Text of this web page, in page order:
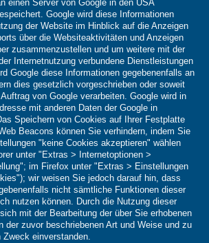
einen Server von Google in den USA
Google wird diese Informationen
der Website im Hinblick auf die Anzeigen
über die Websiteaktivitäten und Anzeigen
zusammenzustellen und um weitere mit der
Internetnutzung verbundene Dienstleistungen
Google diese Informationen gegebenenfalls an
dies gesetzlich vorgeschrieben oder soweit
von Google verarbeiten. Google wird in
mit anderen Daten der Google in
Speichern von Cookies auf Ihrer Festplatte
Beacons können Sie verhindern, indem Sie
"keine Cookies akzeptieren" wählen
unter "Extras > Internetoptionen >
im Firefox unter "Extras > Einstellungen
wir weisen Sie jedoch darauf hin, dass
nicht sämtliche Funktionen dieser
nutzen können. Durch die Nutzung dieser
mit der Bearbeitung der über Sie erhobenen
der zuvor beschriebenen Art und Weise und zu
einverstanden.